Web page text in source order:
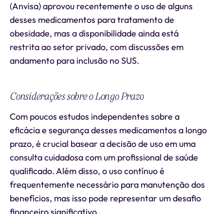
(Anvisa) aprovou recentemente o uso de alguns
desses medicamentos para tratamento de
obesidade, mas a disponibilidade ainda está
restrita ao setor privado, com discussões em
andamento para inclusão no SUS.
Considerações sobre o Longo Prazo
Com poucos estudos independentes sobre a
eficácia e segurança desses medicamentos a longo
prazo, é crucial basear a decisão de uso em uma
consulta cuidadosa com um profissional de saúde
qualificado. Além disso, o uso contínuo é
frequentemente necessário para manutenção dos
benefícios, mas isso pode representar um desafio